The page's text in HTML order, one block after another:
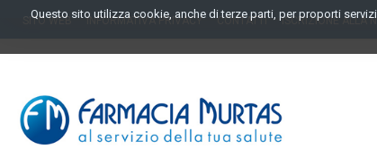
PassaQuesto sito utilizza cookie, anche di terze parti, per proporti
SITO WEB INFORMATIVA PRIVACY CONTATTI ISCRIZIONE ALLA
SCANO